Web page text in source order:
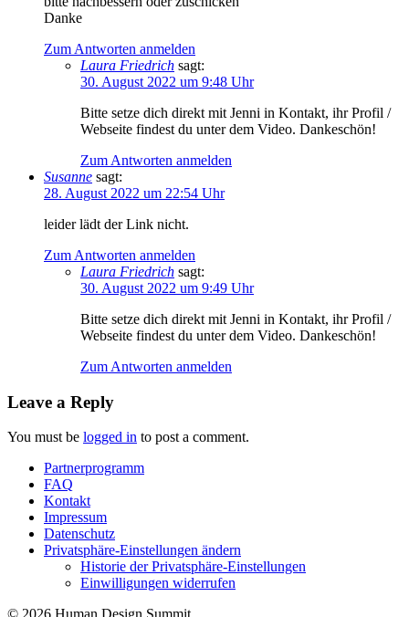
Danke
Zum Antworten anmelden
Laura Friedrich sagt:
30. August 2022 um 9:48 Uhr
Bitte setze dich direkt mit Jenni in Kontakt, ihr Profil /
Webseite findest du unter dem Video. Dankeschön!
Zum Antworten anmelden
Susanne sagt:
28. August 2022 um 22:54 Uhr
leider lädt der Link nicht.
Zum Antworten anmelden
Laura Friedrich sagt:
30. August 2022 um 9:49 Uhr
Bitte setze dich direkt mit Jenni in Kontakt, ihr Profil /
Webseite findest du unter dem Video. Dankeschön!
Zum Antworten anmelden
Leave a Reply
You must be logged in to post a comment.
Partnerprogramm
FAQ
Kontakt
Impressum
Datenschutz
Privatsphäre-Einstellungen ändern
Historie der Privatsphäre-Einstellungen
Einwilligungen widerrufen